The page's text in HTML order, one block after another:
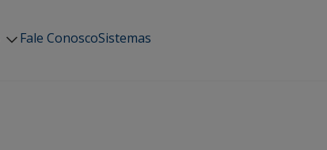
Fale ConoscoSistemas